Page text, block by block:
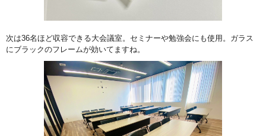
次は36名ほど収容できる大会議室。セミナーや勉強会にも使用。ガラス
にブラックのフレームが効いてますね。